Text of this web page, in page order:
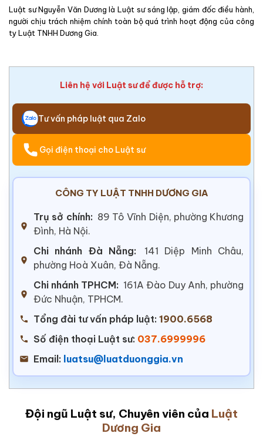
Luật sư Nguyễn Văn Dương là Luật sư sáng lập, giám đốc điều hành,
người chịu trách nhiệm chính toàn bộ quá trình hoạt động của công
ty Luật TNHH Dương Gia.
Liên hệ với Luật sư để được hỗ trợ:
Tư vấn pháp luật qua Zalo
Gọi điện thoại cho Luật sư
CÔNG TY LUẬT TNHH DƯƠNG GIA
Trụ sở chính: 89 Tô Vĩnh Diện, phường Khương
Đình, Hà Nội.
Chi nhánh Đà Nẵng:
141 Diệp Minh Châu,
phường Hoà Xuân, Đà Nẵng.
Chi nhánh TPHCM: 161A Đào Duy Anh, phường
Đức Nhuận, TPHCM.
Tổng đài tư vấn pháp luật: 1900.6568
Số điện thoại Luật sư: 037.6999996
Email: luatsu@luatduonggia.vn
Đội ngũ Luật sư, Chuyên viên của Luật
Dương Gia